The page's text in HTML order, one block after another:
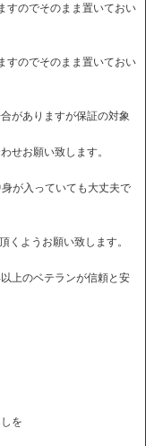
すのでそのまま置いておい
すのでそのまま置いておい
がありますが保証の対象
せお願い致します。
が入っていても大丈夫で
くようお願い致します。
上のベテランが信頼と安
を